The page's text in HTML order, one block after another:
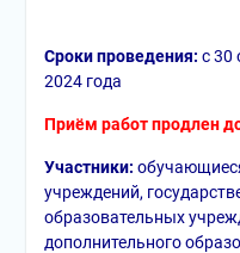
Сроки проведения: с 30
2024 года
Приём работ продлен
Участники:
учреждений,
образовательных
дополнительного